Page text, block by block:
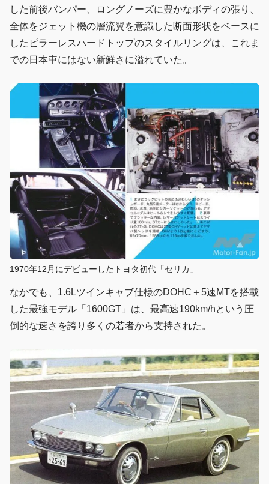
した前後バンパー、ロングノーズに豊かなボディの張り、
全体をジェット機の層流翼を意識した断面形状をベースに
したピラーレスハードトップのスタイルリングは、これま
での日本車にはない新鮮さに溢れていた。
1970年12月にデビューしたトヨタ初代「セリカ」
なかでも、1.6Lツインキャブ仕様のDOHC＋5速MTを搭載
した最強モデル「1600GT」は、最高速190km/hという圧
倒的な速さを誇り多くの若者から支持された。